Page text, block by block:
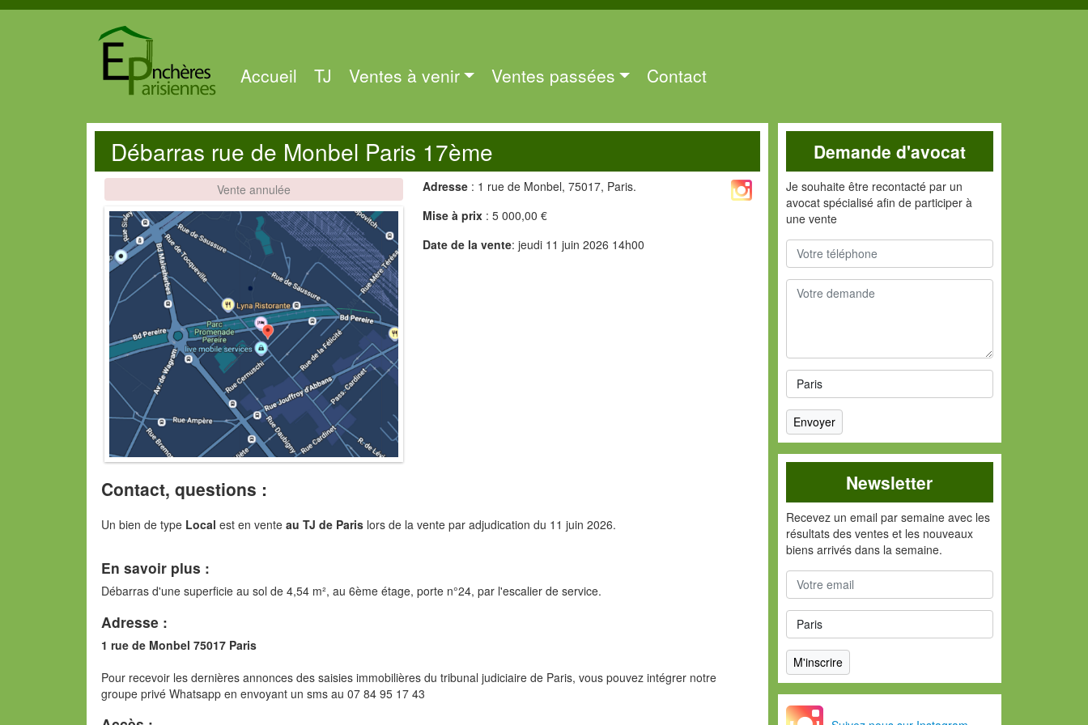
Accueil TJ Ventes à venir Ventes passées Contact
Débarras rue de Monbel Paris 17ème
Vente annulée Adresse: 1 rue de Monbel, 75017, Paris.
Mise à prix: 5 000,00 €
Date de la vente: jeudi 11 juin 2026 14h00
Contact, questions :
Un bien de type Local est en vente au TJ de Paris lors de la vente par adjudication du 11 juin 2026.
En savoir plus :
Débarras d'une superficie au sol de 4,54 m², au 6ème étage, porte n°24, par l'escalier de service.
Adresse :
1 rue de Monbel 75017 Paris
Pour recevoir les dernières annonces des saisies immobilières du tribunal judiciaire de Paris, vous pouvez intégrer notre
groupe privé Whatsapp en envoyant un sms au 07 84 95 17 43
Demande d'avocat
Je souhaite être recontacté par un
avocat spécialisé afin de participer à
une vente
Newsletter
Recevez un email par semaine avec les
résultats des ventes et les nouveaux
biens arrivés dans la semaine.